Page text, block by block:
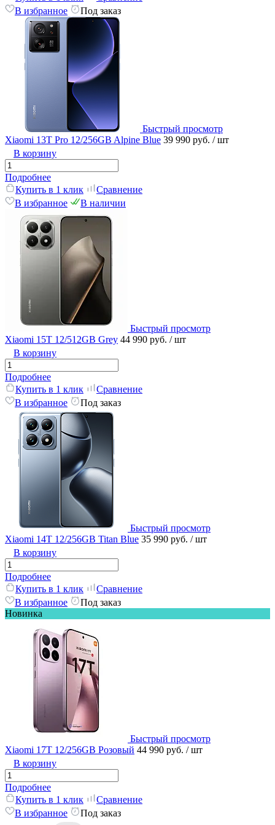
В избранное
Под заказ
Быстрый просмотр
Xiaomi 13T Pro 12/256GB Alpine Blue 39 990 руб. / шт
В корзину
Подробнее
Купить в 1 клик
Сравнение
В избранное
В наличии
Быстрый просмотр
Xiaomi 15T 12/512GB Grey 44 990 руб. / шт
В корзину
Подробнее
Купить в 1 клик
Сравнение
В избранное
Под заказ
Быстрый просмотр
Xiaomi 14T 12/256GB Titan Blue 35 990 руб. / шт
В корзину
Подробнее
Купить в 1 клик
Сравнение
В избранное
Под заказ
Новинка
Быстрый просмотр
Xiaomi 17T 12/256GB Розовый 44 990 руб. / шт
В корзину
Подробнее
Купить в 1 клик
Сравнение
В избранное
Под заказ